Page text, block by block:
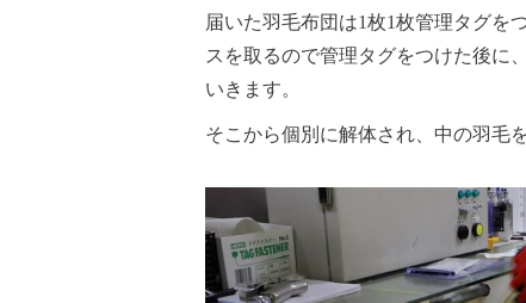
届いた羽毛布団は1枚1枚管理タグを
スを取るので管理タグをつけた後に
いきます。
そこから個別に解体され、中の羽毛